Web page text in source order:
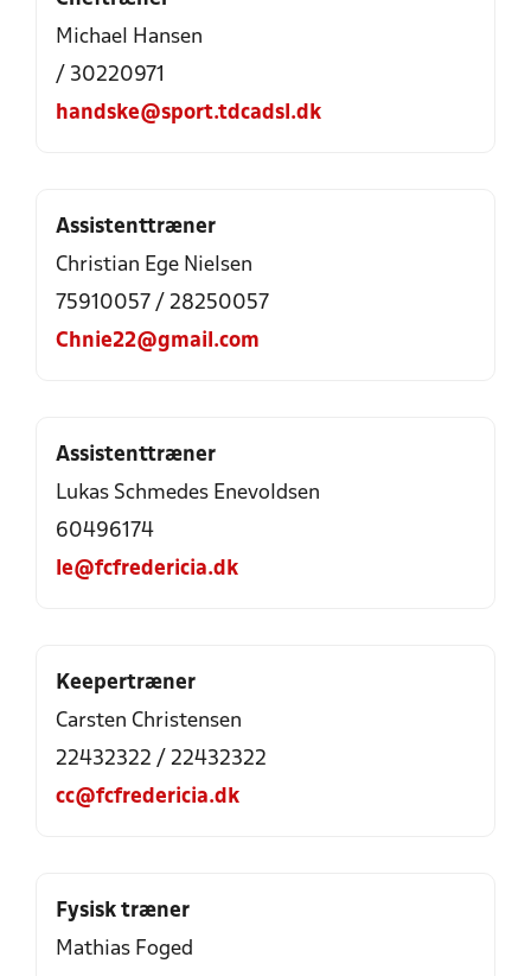
Michael Hansen
/ 30220971
handske@sport.tdcadsl.dk
Assistenttræner
Christian Ege Nielsen
75910057 / 28250057
Chnie22@gmail.com
Assistenttræner
Lukas Schmedes Enevoldsen
60496174
le@fcfredericia.dk
Keepertræner
Carsten Christensen
22432322 / 22432322
cc@fcfredericia.dk
Fysisk træner
Mathias Foged